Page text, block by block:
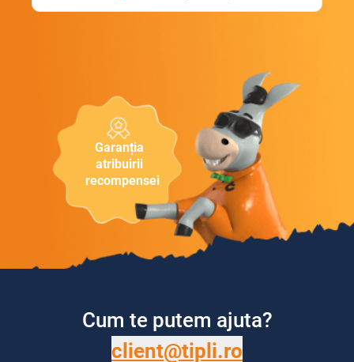
Garanția
atribuirii
recompensei
Cum te putem ajuta?
client@tipli.ro